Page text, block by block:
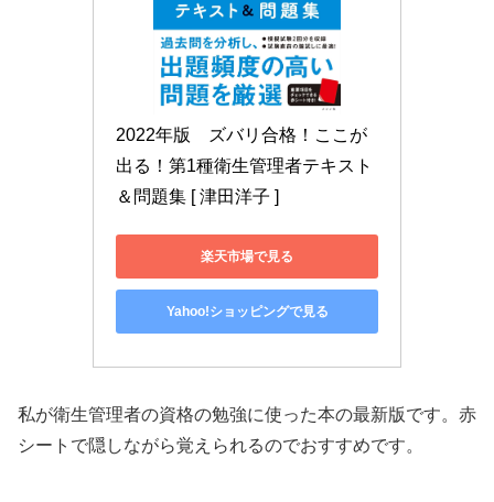
2022年版　ズバリ合格！ここが
出る！第1種衛生管理者テキスト
＆問題集 [ 津田洋子 ]
楽天市場で見る
Yahoo!ショッピングで見る
私が衛生管理者の資格の勉強に使った本の最新版です。赤
シートで隠しながら覚えられるのでおすすめです。